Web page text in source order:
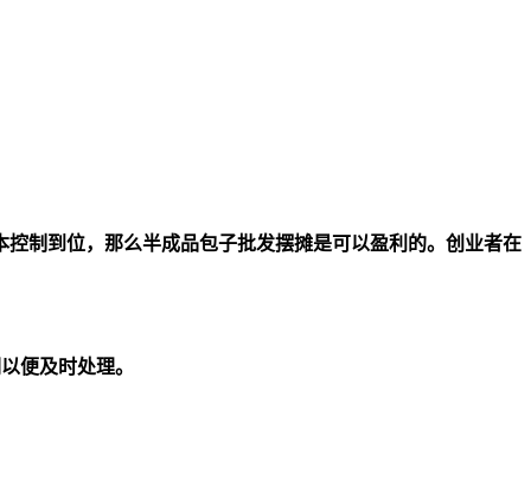
制到位，那么半成品包子批发摆摊是可以盈利的。创业者在
便及时处理。